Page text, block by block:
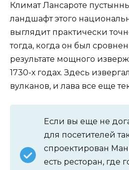
Климат Лансароте
ландшафт этого
выглядит практически
тогда, когда он был
результате мощного
1730-х годах. Здесь
вулканов, и лава все еще
Если вы еще не
для посетителей
спроектирован
есть ресторан, где